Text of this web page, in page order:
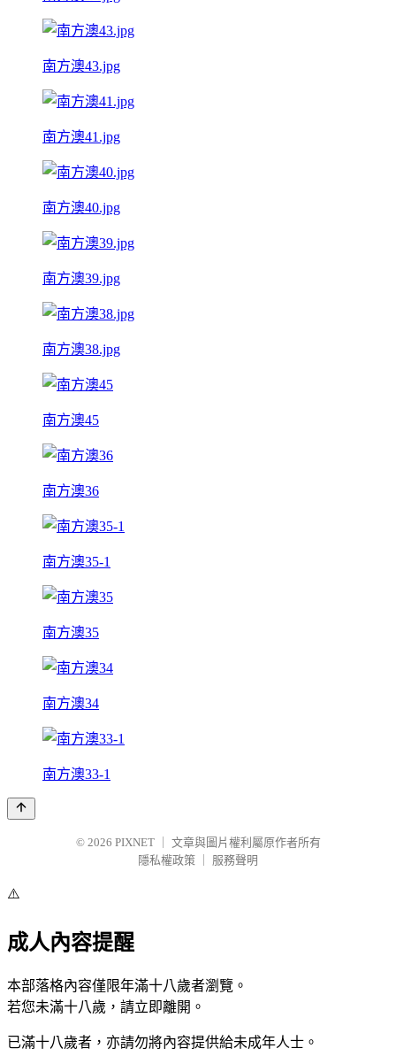
南方澳43.jpg
南方澳41.jpg
南方澳40.jpg
南方澳39.jpg
南方澳38.jpg
南方澳45
南方澳36
南方澳35-1
南方澳35
南方澳34
南方澳33-1
© 2026 PIXNET
文章與圖片權利屬原作者所有
隱私權政策
服務聲明
⚠️
成人內容提醒
本部落格內容僅限年滿十八歲者瀏覽。
若您未滿十八歲，請立即離開。
已滿十八歲者，亦請勿將內容提供給未成年人士。